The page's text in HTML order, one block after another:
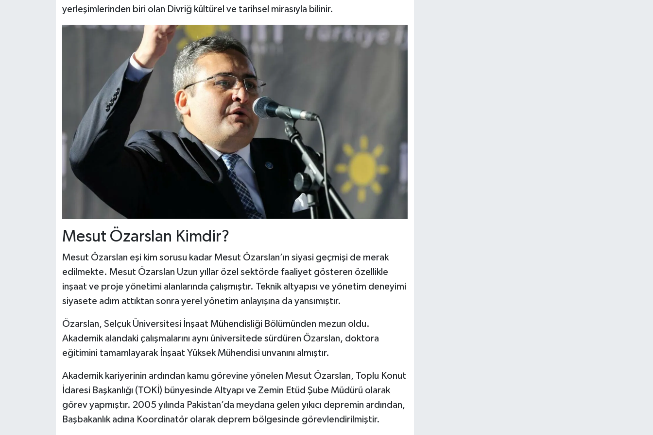
yerleşimlerinden biri olan Divriğ kültürel ve tarihsel mirasıyla bilinir.
Mesut Özarslan Kimdir?
Mesut Özarslan eşi kim sorusu kadar Mesut Özarslan’ın siyasi geçmişi de merak
edilmekte. Mesut Özarslan Uzun yıllar özel sektörde faaliyet gösteren özellikle
inşaat ve proje yönetimi alanlarında çalışmıştır. Teknik altyapısı ve yönetim deneyimi
siyasete adım attıktan sonra yerel yönetim anlayışına da yansımıştır.
Özarslan, Selçuk Üniversitesi İnşaat Mühendisliği Bölümünden mezun oldu.
Akademik alandaki çalışmalarını aynı üniversitede sürdüren Özarslan, doktora
eğitimini tamamlayarak İnşaat Yüksek Mühendisi unvanını almıştır.
Akademik kariyerinin ardından kamu görevine yönelen Mesut Özarslan, Toplu Konut
İdaresi Başkanlığı (TOKİ) bünyesinde Altyapı ve Zemin Etüd Şube Müdürü olarak
görev yapmıştır. 2005 yılında Pakistan’da meydana gelen yıkıcı depremin ardından,
Başbakanlık adına Koordinatör olarak deprem bölgesinde görevlendirilmiştir.